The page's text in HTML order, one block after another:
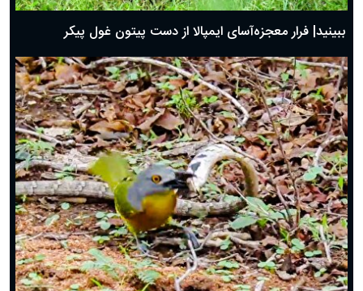
ببینید| فرار معجزه‌آسای ایمپالا از دست پیتون غول پیکر